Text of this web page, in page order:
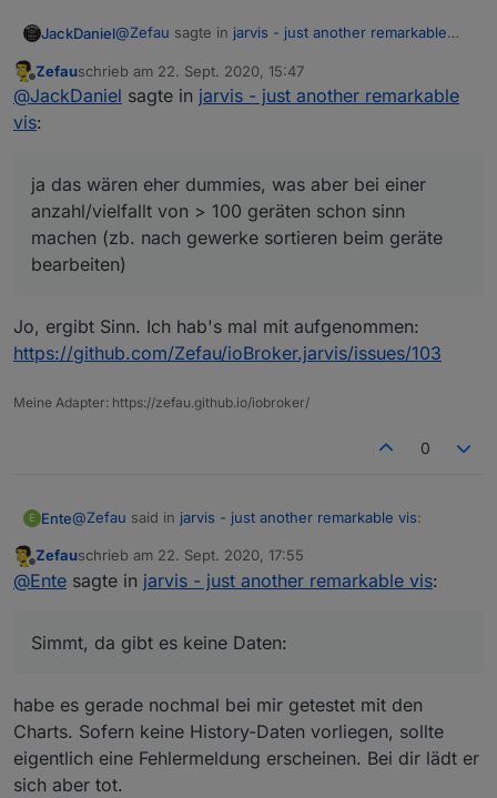
JackDaniel@Zefau sagte in jarvis - just another remarkable
@JackDanielsagte injarvis - just another
fehlen:
steckdosen, lüfter, wetterstation,
saugroboter, wischroboter, tv,sprachassi
bestimmte Voreinstellungen und dedizierte
Komponenten aus. Bei Rollos beispielsweise
Stop Button. Insofern wäre es wichtig zu
Gewerken siehst. Ansonsten wären es nur
die SwitchInput Komponente.
machen (zb. nach gewerke sortieren beim geräte
bearbeiten)
zb. bei den steckdose visualisiere ich bei mir immer
ein/aus, momentverbrauch, gesamtverbrach,
Kindersicherung, strom spannung
Offline
Zefauschrieb am 22. Sept. 2020, 15:47
zuletzt editiert von
@JackDaniel sagte in jarvis - just another remarkable
vis:
ja das wären eher dummies, was aber bei einer
anzahl/vielfallt von > 100 geräten schon sinn
machen (zb. nach gewerke sortieren beim geräte
bearbeiten)
Jo, ergibt Sinn. Ich hab's mal mit aufgenommen:
https://github.com/Zefau/ioBroker.jarvis/issues/103
Meine Adapter: https://zefau.github.io/iobroker/
0
E Ente@Zefau said in jarvis - just another remarkable vis:
@EnteWie hast du das Widget konfiguriert? Bist du
Simmt, da gibt es keine Daten:
Konfig Widget:
Offline
Zefauschrieb am 22. Sept. 2020, 17:55
zuletzt editiert von
@Ente sagte in jarvis - just another remarkable vis:
Simmt, da gibt es keine Daten:
habe es gerade nochmal bei mir getestet mit den
Charts. Sofern keine History-Daten vorliegen, sollte
eigentlich eine Fehlermeldung erscheinen. Bei dir lädt er
sich aber tot.